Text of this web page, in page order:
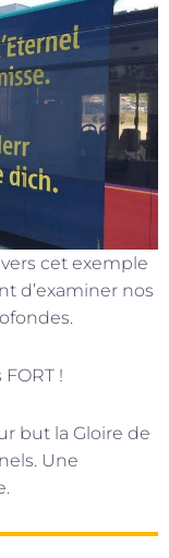
cet exemple
d’examiner nos
!
but la Gloire de
Une